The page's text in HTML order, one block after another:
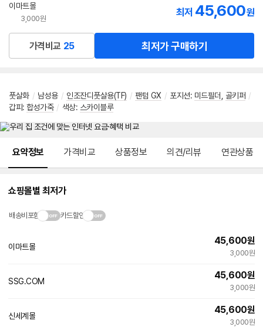
이마트몰
3,000원
최저 45,600원
가격비교 25 최저가 구매하기
풋살화 / 남성용 / 인조잔디풋살용(TF) / 팬텀 GX / 포지션: 미드필더 골키퍼 /
갑피: 합성가죽 / 색상: 스카이블루
요약정보 가격비교 상품정보 의견/리뷰 연관상품
쇼핑몰별 최저가
배송비포함 카드할인
이마트몰
45,600원
3,000원
SSG.COM
45,600원
3,000원
신세계몰
45,600원
3,000원